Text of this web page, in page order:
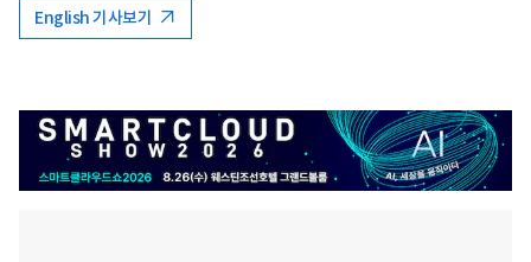
English 기사보기